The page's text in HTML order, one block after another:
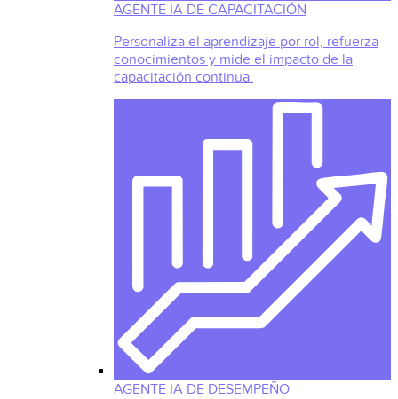
AGENTE IA DE CAPACITACIÓN
Personaliza el aprendizaje por rol, refuerza
conocimientos y mide el impacto de la
capacitación continua.
AGENTE IA DE DESEMPEÑO